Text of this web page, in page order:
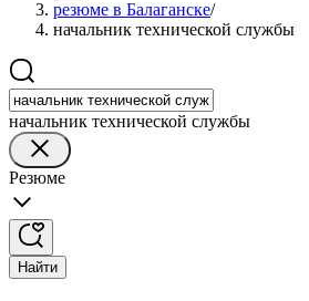
резюме в Балаганске/
начальник технической службы
начальник технической службы
Резюме
Найти